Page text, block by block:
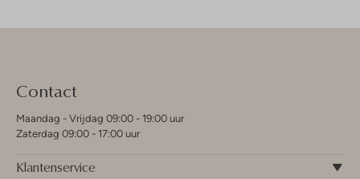
Contact
Maandag - Vrijdag 09:00 - 19:00 uur
Zaterdag 09:00 - 17:00 uur
Klantenservice